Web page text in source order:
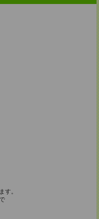
す。